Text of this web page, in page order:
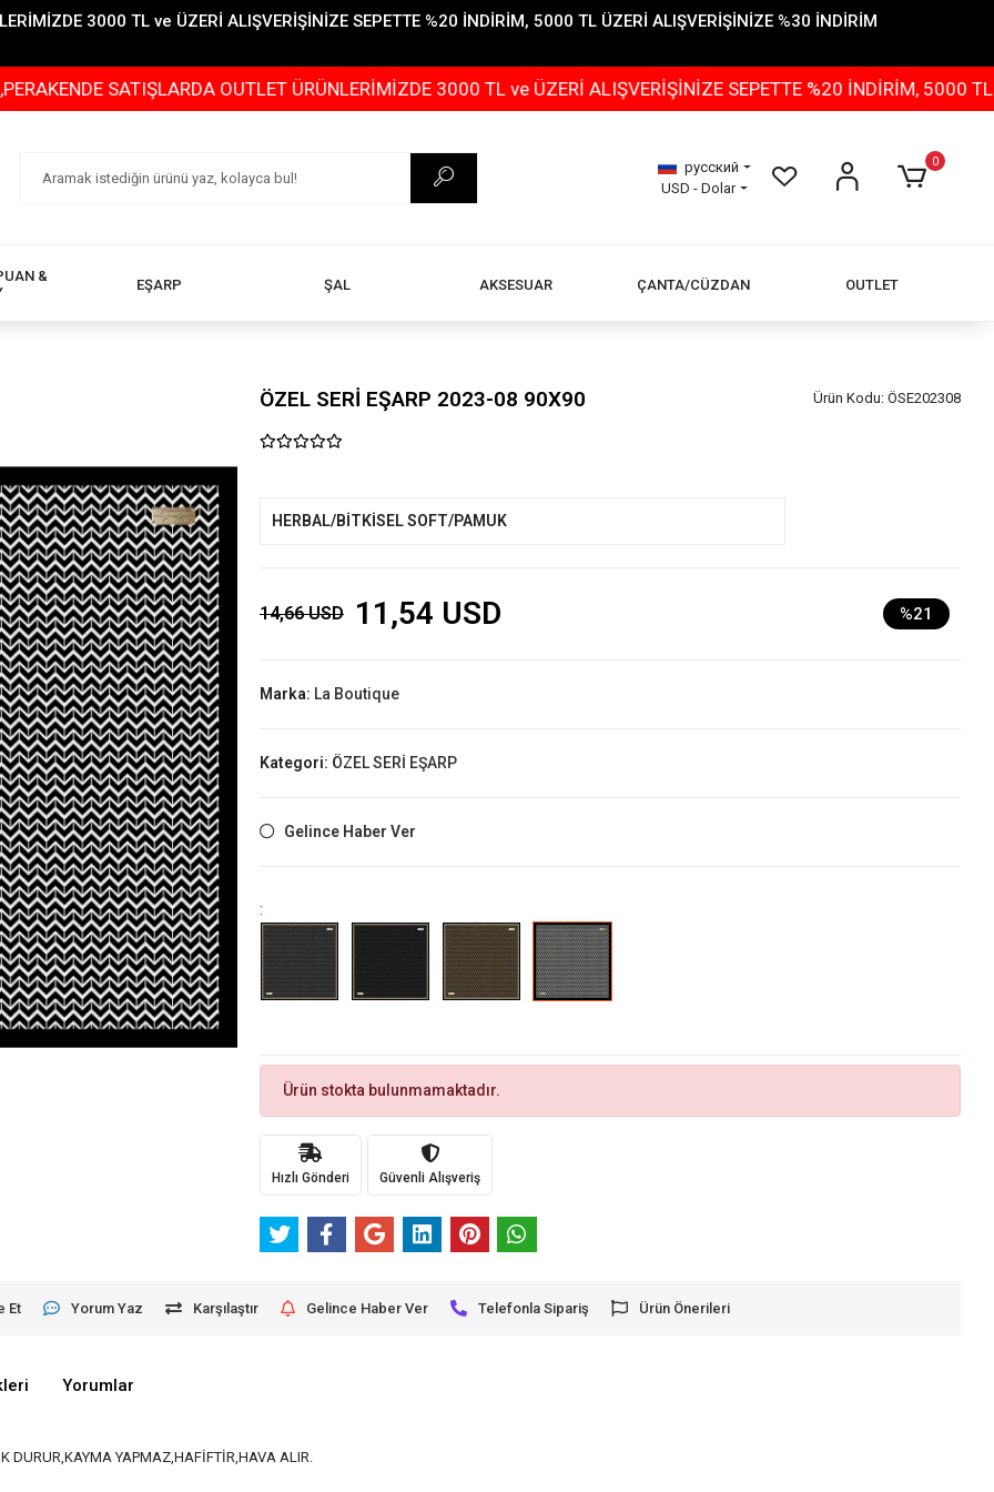
3000 TL ve ÜZERİ ALIŞVERİŞİNİZE SEPETTE %20 İNDİRİM, 5000 TL ÜZERİ ALIŞVERİŞİNİZE %30 İNDİRİM
SATIŞLARDA OUTLET ÜRÜNLERİMİZDE 3000 TL ve ÜZERİ ALIŞVERİŞİNİZE SEPETTE %20 İNDİRİM, 5000 TL ÜZERİ
русский
USD - Dolar
0
&
EŞARP ŞAL AKSESUAR ÇANTA/CÜZDAN OUTLET
ÖZEL SERİ EŞARP 2023-08 90X90 Ürün Kodu: ÖSE202308
HERBAL/BİTKİSEL SOFT/PAMUK
14,66 USD 11,54 USD %21
Marka: La Boutique
Kategori: ÖZEL SERİ EŞARP
Gelince Haber Ver
:
Ürün stokta bulunmamaktadır.
Hızlı Gönderi Güvenli Alışveriş
Et Yorum Yaz Karşılaştır Gelince Haber Ver Telefonla Sipariş Ürün Önerileri
Yorumlar
DURUR,KAYMA YAPMAZ,HAFİFTİR,HAVA ALIR.